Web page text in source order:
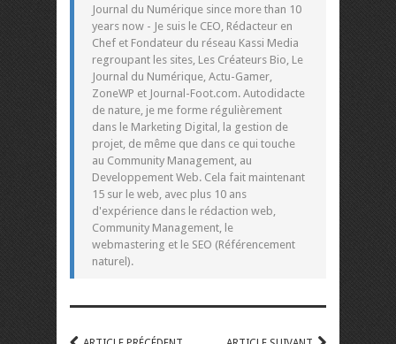
Journal du Numérique since more than 10
years now - Je suis le CEO, Rédacteur en
Chef et Fondateur du réseau Kassi Media
regroupant les sites, Les Créateurs Bio, Le
Journal du Numérique, Actu-Gamer,
ZoneWP et Journal-Foot.com. Autodidacte
de nature, je me forme régulièrement
dans le Marketing Digital, la gestion de
projet, de même que dans ce qui touche
au Community Management, au
Developpement Web. Cela fait maintenant
15 sur le web, avec plus 10 ans
d'expérience dans le rédaction web,
Community Management, le
webmastering et le SEO (Référencement
naturel).